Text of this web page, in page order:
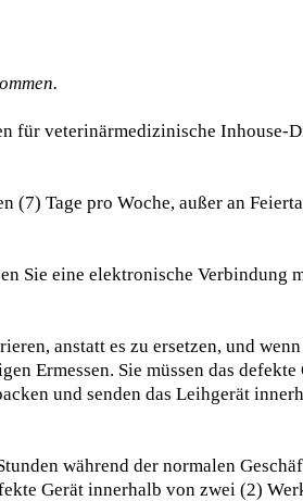
für veterinärmedizinische Inhouse-
Tage pro Woche, außer an
Sie eine elektronische Verbindung
anstatt es zu ersetzen, und
Ermessen. Sie müssen das defekte
und senden das Leihgerät
während der normalen
Gerät innerhalb von zwei (2)